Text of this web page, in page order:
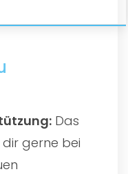
Das
gerne bei